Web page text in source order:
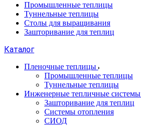
Промышленные теплицы
Туннельные теплицы
Столы для выращивания
Зашторивание для теплиц
Каталог
Пленочные теплицы
Промышленные теплицы
Туннельные теплицы
Инженерные тепличные системы
Зашторивание для теплиц
Системы отопления
СИОД